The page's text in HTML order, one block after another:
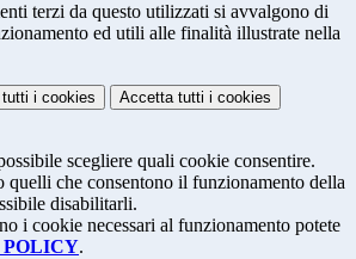
terzi da questo utilizzati si avvalgono di
ed utili alle finalità illustrate nella
tutti i cookies Accetta tutti i cookies
scegliere quali cookie consentire.
quelli che consentono il funzionamento della
disabilitarli.
i cookie necessari al funzionamento potete
POLICY.